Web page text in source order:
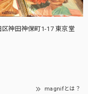
神田神保町1-17 東京堂
magnifとは？